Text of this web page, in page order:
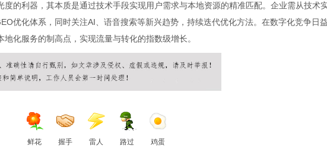
的利器，其本质是通过技术手段实现用户需求与本地资源的精准匹配。企业需从技术
优化体系，同时关注AI、语音搜索等新兴趋势，持续迭代优化方法。在数字化竞争日
化服务的制高点，实现流量与转化的指数级增长。
鲜花 握手 雷人 路过 鸡蛋